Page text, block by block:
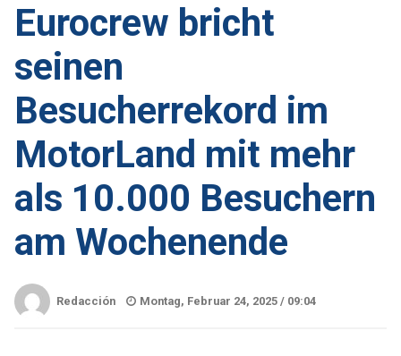
Eurocrew bricht
seinen
Besucherrekord im
MotorLand mit mehr
als 10.000 Besuchern
am Wochenende
Redacción Montag, Februar 24, 2025 / 09:04